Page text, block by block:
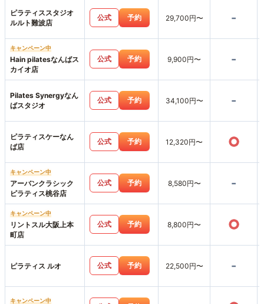
ピラティススタジオ
ルルト難波店
公式 予約 29,700円〜 -
キャンペーン中
Hain pilatesなんばス
カイオ店
公式 予約 9,900円〜 -
Pilates Synergyなん
ばスタジオ
公式 予約 34,100円〜 -
ピラティスケーなん
ば店
公式 予約 12,320円〜 ○
キャンペーン中
アーバンクラシック
ピラティス桃谷店
公式 予約 8,580円〜 -
キャンペーン中
リントスル大阪上本
町店
公式 予約 8,800円〜 ○
ピラティス ルオ 公式 予約 22,500円〜 -
キャンペーン中